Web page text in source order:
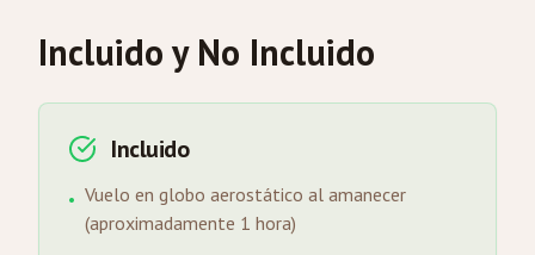
Incluido y No Incluido
Incluido
• Vuelo en globo aerostático al amanecer
(aproximadamente 1 hora)